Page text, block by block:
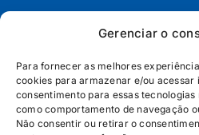
Gerenciar o
Para fornecer as melhores
cookies para armazenar e/ou acessar
consentimento para essas
como comportamento de navegação
Não consentir ou retirar o
POLÍTICA DE COOKIES
POLÍTICA DE PRIVACIDADE